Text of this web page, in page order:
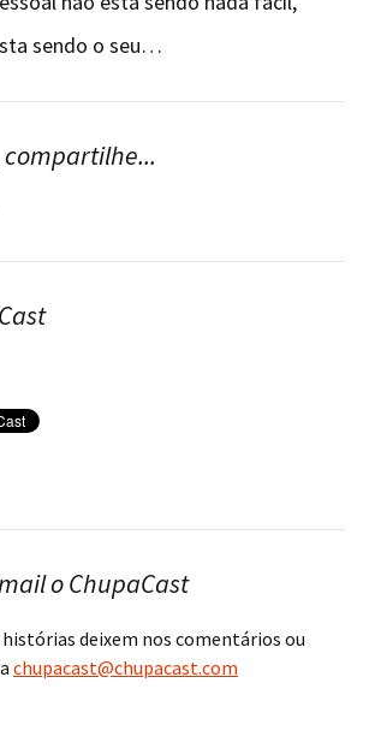
sendo o seu…
compartilhe...
o ChupaCast
histórias deixem nos comentários ou
chupacast@chupacast.com